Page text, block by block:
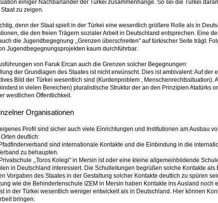
einiger Nachbarländer der Türkei zusammenhänge. So sei die Türkei
zu zeigen.
denn der Staat spielt in der Türkei eine wesentlich größere Rolle als in
die den freien Trägern sozialer Arbeit in Deutschland entsprechen. Eine
die Jugendbegegnung ,,Grenzen überschreiten" auf türkischer Seite trägt.
Jugendbegegnungsprojekten kaum durchführbar.
von Faruk Ercan auch die Grenzen solcher Begegnungen:
der Grundlagen des Staates ist nicht erwünscht. Dies ist ambivalent: Auf
Bild der Türkei wesentlich sind (Kurdenproblem , Menschenrechtssituation).
in vielen Bereichen) pluralistische Struktur der an den Prinzipien Atatürks
westlichen Öffentlichkeit.
Organisationen
Profil sind sicher auch viele Einrichtungen und Institutionen am Ausbau
deutlich:
sind internationale Kontakte und die Einbindung in die
zu behaupten.
,,Toros Kolegi" in Mersin ist oder eine kleine allgemeinbildende
in Deutschland interessiert. Die Schulleitungen begrüßen solche Kontakte
Vorgaben des Staates in der Gestaltung solcher Kontakte deutlich zu spüren
wie die Behindertenschule IZEM in Mersin haben Kontakte ins Ausland noch
in der Türkei wesentlich weniger entwickelt als in Deutschland. Hier können
bringen.